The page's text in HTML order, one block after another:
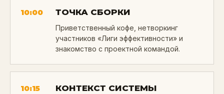
10:00 ТОЧКА СБОРКИ
Приветственный кофе, нетворкинг
участников «Лиги эффективности» и
знакомство с проектной командой.
10:15 КОНТЕКСТ СИСТЕМЫ